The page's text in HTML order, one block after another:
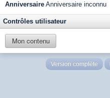
Anniversaire Anniversaire inconnu
Contrôles utilisateur
Mon contenu
Version complète